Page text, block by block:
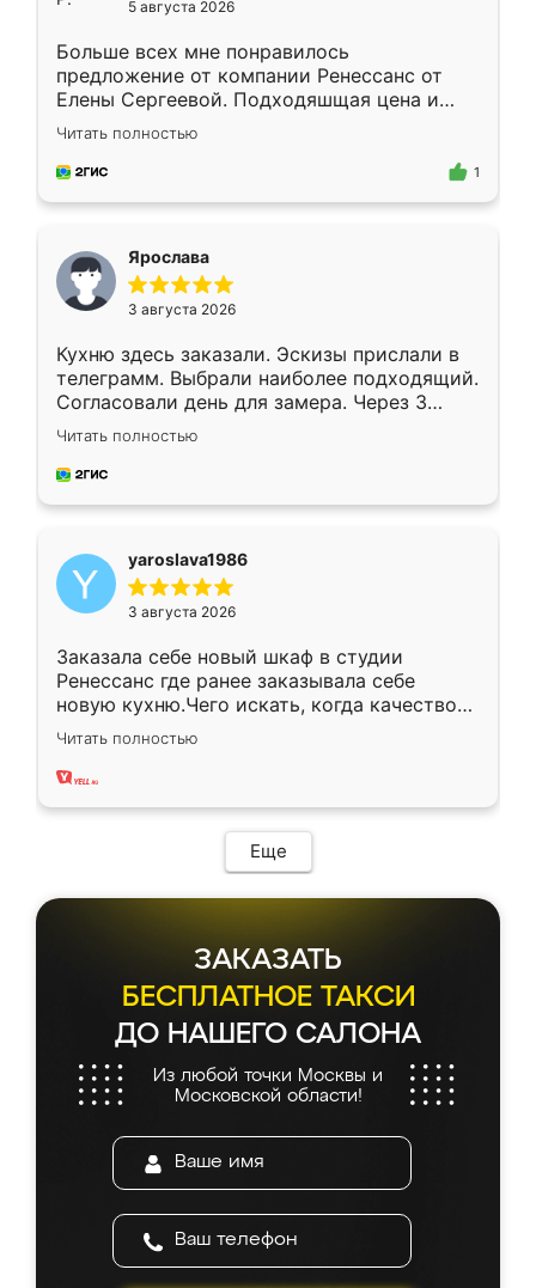
5 августа 2026
Больше всех мне понравилось
предложение от компании Ренессанс от
Елены Сергеевой. Подходяшщая цена и
короткие сроки изготовления. Приехавший
для замера сотрудник Владислав
предложил по моему эскизу самый
Читать полностью
1
Ярослава
3 августа 2026
Кухню здесь заказали. Эскизы прислали в
телеграмм. Выбрали наиболее подходящий.
Согласовали день для замера. Через 3
недели кухня была уже готова. Остались
довольны работой. Спасибо Ренессанс
мебель за качественную работу!
Читать полностью
yaroslava1986
3 августа 2026
Заказала себе новый шкаф в студии
Ренессанс где ранее заказывала себе
новую кухню.Чего искать, когда качеством
вполне довольна. Служит кухня уже почти
два года, нареканий нет.
Читать полностью
Еще
ЗАКАЗАТЬ
БЕСПЛАТНОЕ ТАКСИ
ДО НАШЕГО САЛОНА
Из любой точки Москвы и
Московской области!